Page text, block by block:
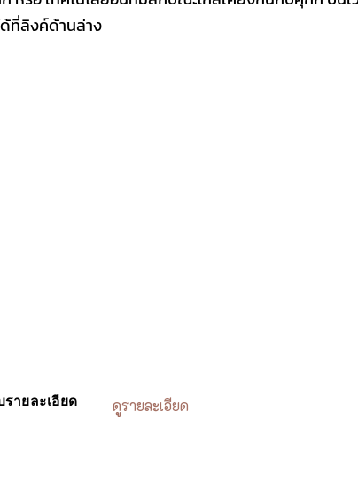
ด้ที่ลิงค์ด้านล่าง
รายละเอียด ดูรายละเอียด